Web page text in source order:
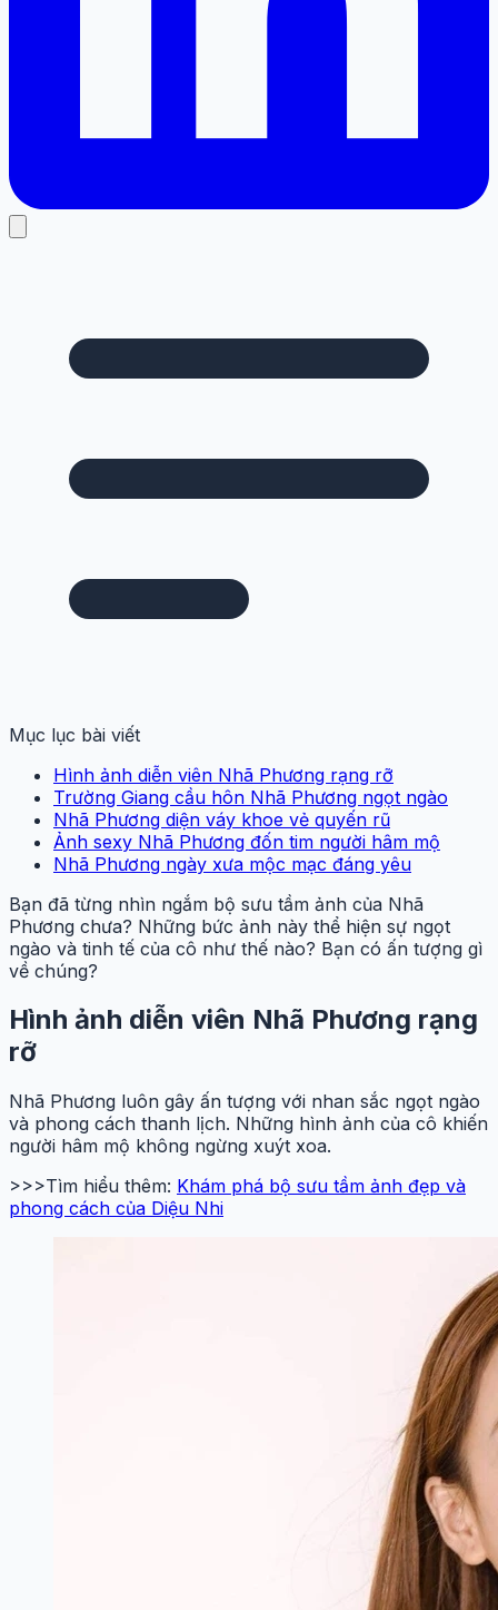
Mục lục bài viết
Hình ảnh diễn viên Nhã Phương rạng rỡ
Trường Giang cầu hôn Nhã Phương ngọt ngào
Nhã Phương diện váy khoe vẻ quyến rũ
Ảnh sexy Nhã Phương đốn tim người hâm mộ
Nhã Phương ngày xưa mộc mạc đáng yêu
Bạn đã từng nhìn ngắm bộ sưu tầm ảnh của Nhã
Phương chưa? Những bức ảnh này thể hiện sự ngọt
ngào và tinh tế của cô như thế nào? Bạn có ấn tượng gì
về chúng?
Hình ảnh diễn viên Nhã Phương rạng
rỡ
Nhã Phương luôn gây ấn tượng với nhan sắc ngọt ngào
và phong cách thanh lịch. Những hình ảnh của cô khiến
người hâm mộ không ngừng xuýt xoa.
>>>Tìm hiểu thêm: Khám phá bộ sưu tầm ảnh đẹp và
phong cách của Diệu Nhi